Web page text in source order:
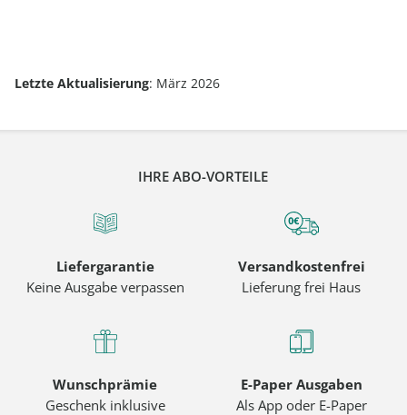
Letzte Aktualisierung: März 2026
IHRE ABO-VORTEILE
Liefergarantie
Keine Ausgabe verpassen
Versandkostenfrei
Lieferung frei Haus
Wunschprämie
Geschenk inklusive
E-Paper Ausgaben
Als App oder E-Paper